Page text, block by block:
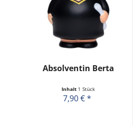
Absolventin Berta
Inhalt 1 Stück
7,90 € *